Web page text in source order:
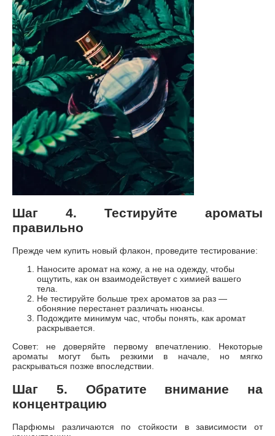
Шаг 4. Тестируйте ароматы
правильно
Прежде чем купить новый флакон, проведите тестирование:
Наносите аромат на кожу, а не на одежду, чтобы
ощутить, как он взаимодействует с химией вашего
тела.
Не тестируйте больше трех ароматов за раз —
обоняние перестанет различать нюансы.
Подождите минимум час, чтобы понять, как аромат
раскрывается.
Совет: не доверяйте первому впечатлению. Некоторые
ароматы могут быть резкими в начале, но мягко
раскрываться позже впоследствии.
Шаг 5. Обратите внимание на
концентрацию
Парфюмы различаются по стойкости в зависимости от